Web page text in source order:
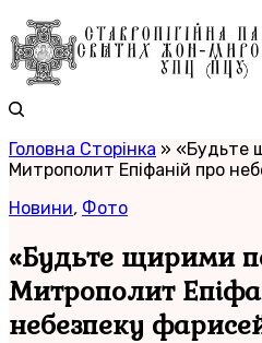
Головна Сторінка » «Будьте
Митрополит Епіфаній про
Новини, Фото
«Будьте щирими
Митрополит
небезпеку